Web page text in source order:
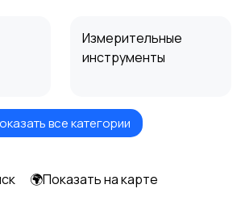
Измерительные
инструменты
Отопление и
все категории
🌍Показать на карте